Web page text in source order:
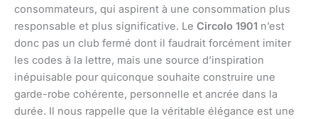
consommateurs, qui aspirent à une consommation plus
responsable et plus significative. Le Circolo 1901 n’est
donc pas un club fermé dont il faudrait forcément imiter
les codes à la lettre, mais une source d’inspiration
inépuisable pour quiconque souhaite construire une
garde-robe cohérente, personnelle et ancrée dans la
durée. Il nous rappelle que la véritable élégance est une